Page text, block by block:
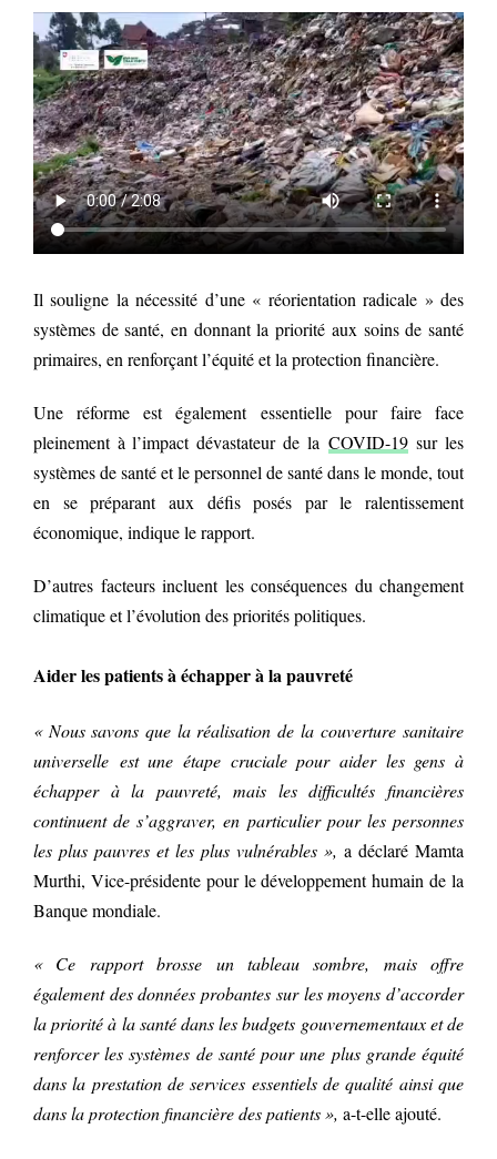
Il souligne la nécessité d’une « réorientation radicale » des
systèmes de santé, en donnant la priorité aux soins de santé
primaires, en renforçant l’équité et la protection financière.
Une réforme est également essentielle pour faire face
pleinement à l’impact dévastateur de la COVID-19sur les
systèmes de santé et le personnel de santé dans le monde, tout
en se préparant aux défis posés par le ralentissement
économique, indique le rapport.
D’autres facteurs incluent les conséquences du changement
climatique et l’évolution des priorités politiques.
Aider les patients à échapper à la pauvreté
« Nous savons que la réalisation de la couverture sanitaire
universelle est une étape cruciale pour aider les gens à
échapper à la pauvreté, mais les difficultés financières
continuent de s’aggraver, en particulier pour les personnes
les plus pauvres et les plus vulnérables », a déclaré Mamta
Murthi, Vice-présidente pour le développement humain de la
Banque mondiale.
« Ce rapport brosse un tableau sombre, mais offre
également des données probantes sur les moyens d’accorder
la priorité à la santé dans les budgets gouvernementaux et de
renforcer les systèmes de santé pour une plus grande équité
dans la prestation de services essentiels de qualité ainsi que
dans la protection financière des patients », a-t-elle ajouté.